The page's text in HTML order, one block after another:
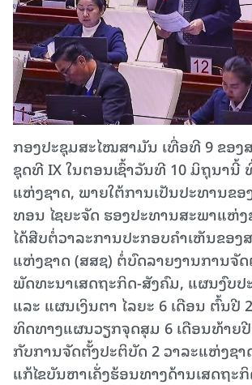
ກອງປະຊຸມສະໄໝສາມັນ ເທື່ອທີ 9 ຂອງ
ຊຸດທີ IX ໃນຕອນເຊົ້າວັນທີ 10 ມິຖຸນານີ້
ແຫ່ງຊາດ, ພາຍໃຕ້ການເປັນປະທານຂ
ທອນ ໄຊຍະຈັດ ຮອງປະທານສະພາແຫ່ງ
ໄດ້ສືບຕໍ່ວາລະການປະກອບຄໍາເຫັນຂອງ
ແຫ່ງຊາດ (ສສຊ) ຕໍ່ບົດລາຍງານການຈັ
ພັດທະນາເສດຖະກິດ-ສັງຄົມ, ແຜນງົບ
ແລະ ແຜນເງິນຕາ ໄລຍະ 6 ເດືອນ ຕົ້ນປີ
ທິດທາງແຜນວຽກຈຸດສຸມ 6 ເດືອນທ້າຍ
ກັບການຈັດຕັ້ງປະຕິບັດ 2 ວາລະແຫ່ງຊາ
ແກ້ໄຂບັນຫາເຄັ່ງຮ້ອນທາງດ້ານເສດຖະ